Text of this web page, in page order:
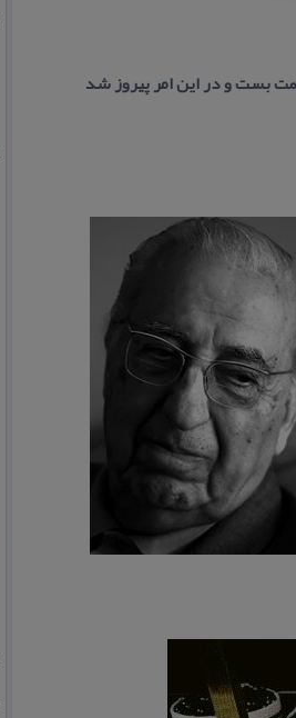
بست و در این امر پیروز شد